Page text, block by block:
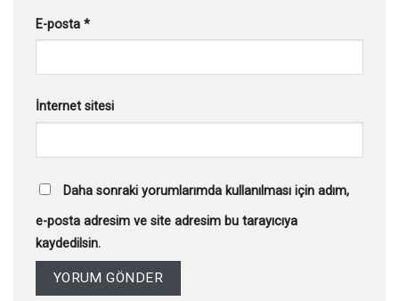
E-posta *
İnternet sitesi
Daha sonraki yorumlarımda kullanılması için adım,
e-posta adresim ve site adresim bu tarayıcıya
kaydedilsin.